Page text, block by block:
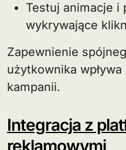
Testuj animacje i
wykrywające
Zapewnienie
użytkownika
kampanii.
Integracja z
reklamowymi